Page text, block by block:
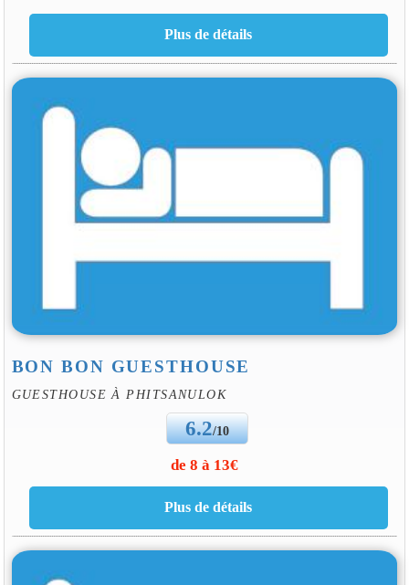
BON BON GUESTHOUSE
GUESTHOUSE À PHITSANULOK
6.2/10
de 8 à 13€